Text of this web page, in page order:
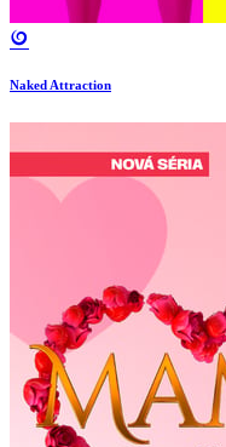
Naked Attraction